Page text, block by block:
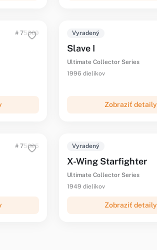
# 75309 Vyradený
Slave I
Ultimate Collector Series
1996 dielikov
Zobraziť detaily
# 75095 Vyradený
X-Wing Starfighter
Ultimate Collector Series
1949 dielikov
Zobraziť detaily